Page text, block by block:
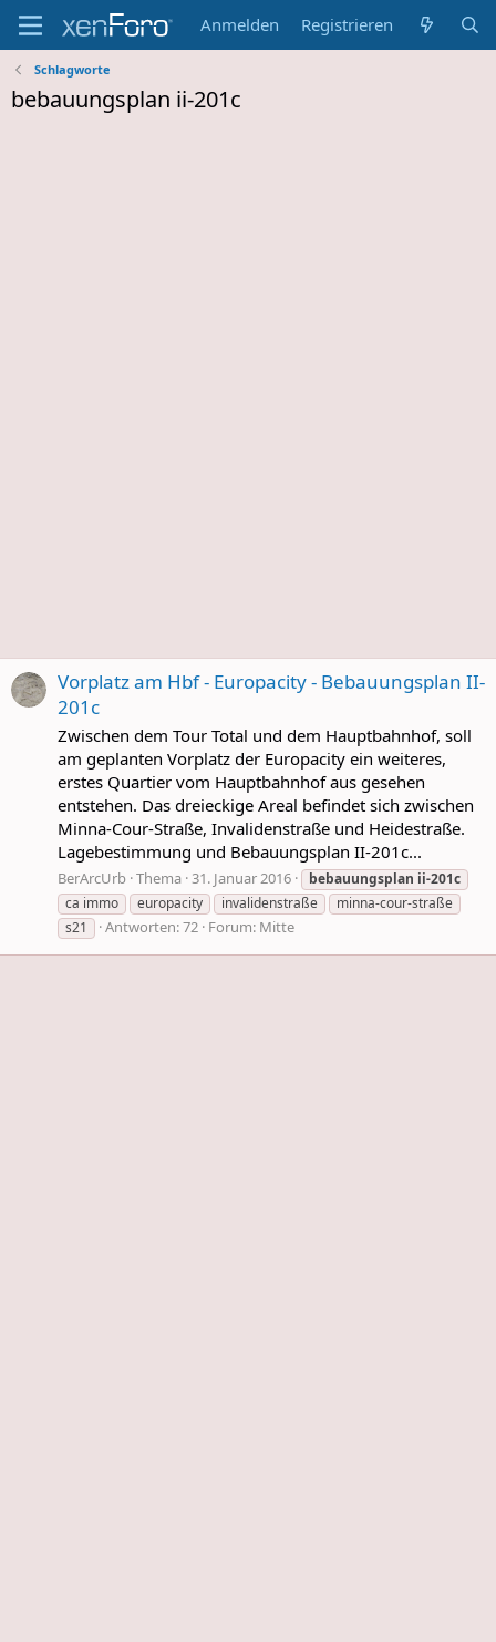
Anmelden Registrieren
Schlagworte
bebauungsplan ii-201c
Vorplatz am Hbf - Europacity - Bebauungsplan II-
201c
Zwischen dem Tour Total und dem Hauptbahnhof, soll
am geplanten Vorplatz der Europacity ein weiteres,
erstes Quartier vom Hauptbahnhof aus gesehen
entstehen. Das dreieckige Areal befindet sich zwischen
Minna-Cour-Straße, Invalidenstraße und Heidestraße.
Lagebestimmung und Bebauungsplan II-201c...
BerArcUrb Thema 31. Januar 2016 bebauungsplan ii-201c
ca immo
europacity invalidenstraße
minna-cour-straße
s21
Antworten: 72 Forum: Mitte